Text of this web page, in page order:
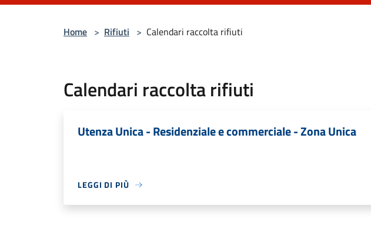
Home > Rifiuti > Calendari raccolta rifiuti
Calendari raccolta rifiuti
Utenza Unica - Residenziale e commerciale - Zona Unica
LEGGI DI PIÙ